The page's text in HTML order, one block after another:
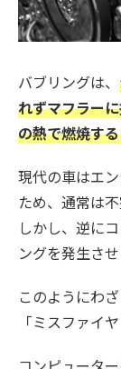
バブリングは、
れずマフラー
の熱で燃焼す
現代の車はエ
ため、通常は
しかし、逆に
ングを発生させ
このようにわ
「ミスファイ